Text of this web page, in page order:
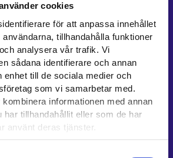
cookies
för att anpassa innehållet
tillhandahålla funktioner
analysera vår trafik. Vi
sådana identifierare och annan
enhet till de sociala medier och
som vi samarbetar med.
informationen med annan
har tillhandahållit eller som de har
använt deras tjänster.
till sysselsättningsområden
för arbetslösa
för arbetsgivare och företagare
E-tjänster och Min karriärstig